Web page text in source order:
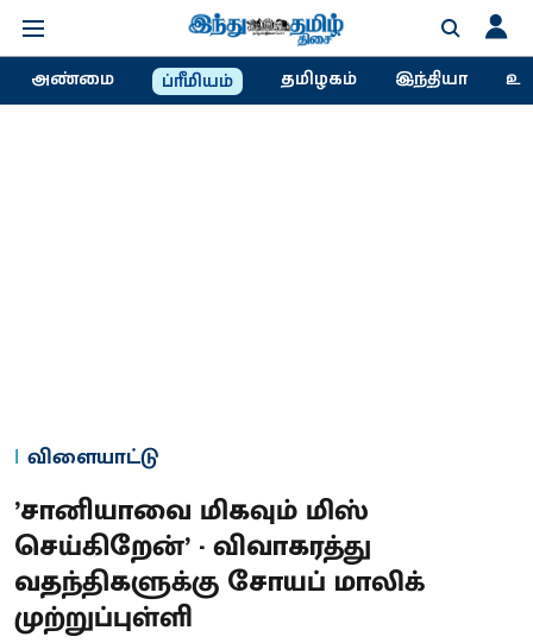
அண்மை ப்ரீமியம் தமிழகம் இந்தியா
விளையாட்டு
’சானியாவை மிகவும் மிஸ்
செய்கிறேன்’ - விவாகரத்து
வதந்திகளுக்கு சோயப் மாலிக்
முற்றுப்புள்ளி